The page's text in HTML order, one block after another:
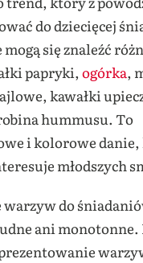
do dziecięcej
mogą się znaleźć
papryki,ogórka,
kawałki
hummusu. To
i kolorowe danie,
młodszych
do
ani monotonne.